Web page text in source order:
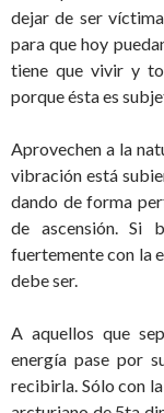
dejar de ser
para que hoy
tiene que vivir y
porque ésta es
Aprovechen a la
vibración está
dando de forma
de ascensión. Si
fuertemente con la
debe ser.
A aquellos que
energía pase por
recibirla. Sólo con